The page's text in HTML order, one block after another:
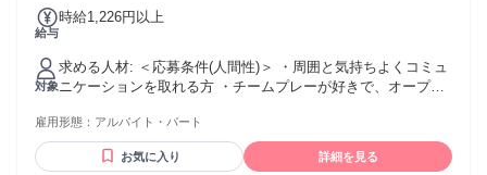
す。 今後はマネジメントにも挑戦しながら、 さらに成長して
社員インタビューはこちら ┗────────────┛
https://leagle.co.jp/column/category/part-time-job_interview/ ※
リンク先に飛べない場合はURLを ブラウザに貼ってご覧下さ
い。
給与
時給1,226円以上
対象
求める人材: ＜応募条件(人間性)＞ ・周囲と気持ちよくコミュ
ニケーションを取れる方 ・チームプレーが好きで、オープン
務に取り組むことができる方 ＜歓迎要件(志向性)＞ ・子育て
と両立 ・ブランクOK（職場復帰歓迎） ＜備考＞ ・フルリモ
ート可 ・20代30代活躍中！
雇用形態： アルバイト・パート
お気に入り 詳細を見る